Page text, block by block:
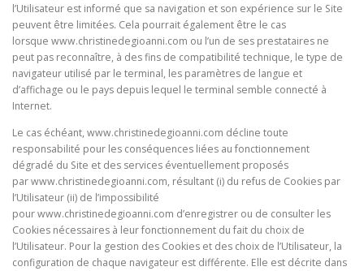
l’Utilisateur est informé que sa navigation et son expérience sur le Site
peuvent être limitées. Cela pourrait également être le cas
lorsque www.christinedegioanni.com ou l’un de ses prestataires ne
peut pas reconnaître, à des fins de compatibilité technique, le type de
navigateur utilisé par le terminal, les paramètres de langue et
d’affichage ou le pays depuis lequel le terminal semble connecté à
Internet.
Le cas échéant, www.christinedegioanni.com décline toute
responsabilité pour les conséquences liées au fonctionnement
dégradé du Site et des services éventuellement proposés
parwww.christinedegioanni.com, résultant (i) du refus de Cookies par
l’Utilisateur (ii) de l’impossibilité
pour www.christinedegioanni.com d’enregistrer ou de consulter les
Cookies nécessaires à leur fonctionnement du fait du choix de
l’Utilisateur. Pour la gestion des Cookies et des choix de l’Utilisateur, la
configuration de chaque navigateur est différente. Elle est décrite dans